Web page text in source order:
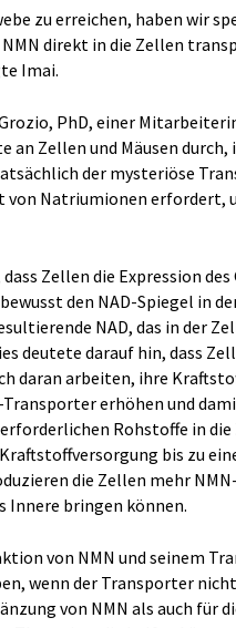
zu erreichen, haben wir
direkt in die Zellen
Imai.
PhD, einer
Zellen und Mäusen
der mysteriöse
von Natriumionen erfordert,
Zellen die Expression des
den NAD-Spiegel in
NAD, das in der
deutete darauf hin, dass
daran arbeiten, ihre
erhöhen und
Rohstoffe in die
bis zu
die Zellen mehr
Innere bringen können.
von NMN und seinem
wenn der Transporter
von NMN als auch für